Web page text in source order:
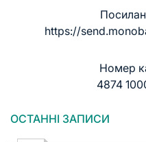
https://
Номер
4874
ОСТАННІ ЗАПИСИ